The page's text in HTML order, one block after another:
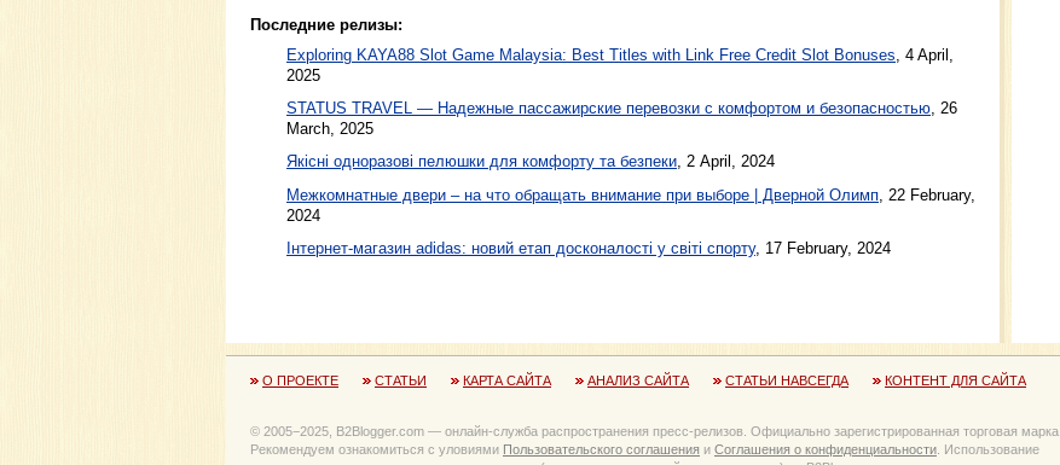
Последние релизы:
Exploring KAYA88 Slot Game Malaysia: Best Titles with Link Free Credit Slot Bonuses , 4 April,
2025
STATUS TRAVEL — Надежные пассажирские перевозки с комфортом и безопасностью, 26
March, 2025
Якісні одноразові пелюшки для комфорту та безпеки, 2 April, 2024
Межкомнатные двери – на что обращать внимание при выборе | Дверной Олимп , 22 February,
2024
Інтернет-магазин adidas: новий етап досконалості у світі спорту, 17 February, 2024
О ПРОЕКТЕ СТАТЬИ КАРТА САЙТА АНАЛИЗ САЙТА СТАТЬИ НАВСЕГДА КОНТЕНТ ДЛЯ САЙТА
© 2005−2025, B2Blogger.com — онлайн-служба распространения пресс-релизов. Официально зарегистрированная торговая марка.
Рекомендуем ознакомиться с уловиями Пользовательского соглашения и Соглашения о конфиденциальности . Использование